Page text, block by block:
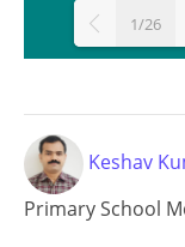
1/26
Keshav
Primary School